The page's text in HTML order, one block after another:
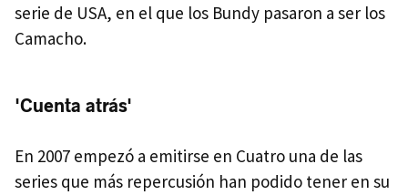
serie de USA, en el que los Bundy pasaron a ser los
Camacho.
'Cuenta atrás'
En 2007 empezó a emitirse en Cuatro una de las
series que más repercusión han podido tener en su